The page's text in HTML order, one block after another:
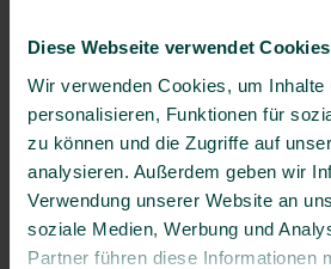
Diese Webseite verwendet Cookies
Wir verwenden Cookies, um Inhalte
personalisieren, Funktionen für
zu können und die Zugriffe auf
analysieren. Außerdem geben wir
Verwendung unserer Website an
soziale Medien, Werbung und
Partner führen diese Informationen
Australien
Fidschi
Französisch-Polynesien
Guam
Kiribati
Marshallinseln
Mikronesien
Nauru
(